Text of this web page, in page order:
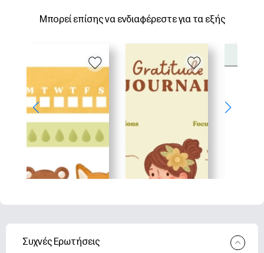
Μπορεί επίσης να ενδιαφέρεστε για τα εξής
Συχνές Ερωτήσεις